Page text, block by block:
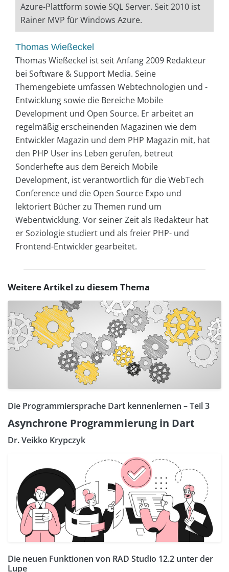
Azure-Plattform sowie SQL Server. Seit 2010 ist
Rainer MVP für Windows Azure.
Thomas Wießeckel
Thomas Wießeckel ist seit Anfang 2009 Redakteur
bei Software & Support Media. Seine
Themengebiete umfassen Webtechnologien und -
Entwicklung sowie die Bereiche Mobile
Development und Open Source. Er arbeitet an
regelmäßig erscheinenden Magazinen wie dem
Entwickler Magazin und dem PHP Magazin mit, hat
den PHP User ins Leben gerufen, betreut
Sonderhefte aus dem Bereich Mobile
Development, ist verantwortlich für die WebTech
Conference und die Open Source Expo und
lektoriert Bücher zu Themen rund um
Webentwicklung. Vor seiner Zeit als Redakteur hat
er Soziologie studiert und als freier PHP- und
Frontend-Entwickler gearbeitet.
Weitere Artikel zu diesem Thema
Die Programmiersprache Dart kennenlernen – Teil 3
Asynchrone Programmierung in Dart
Dr. Veikko Krypczyk
Die neuen Funktionen von RAD Studio 12.2 unter der
Lupe